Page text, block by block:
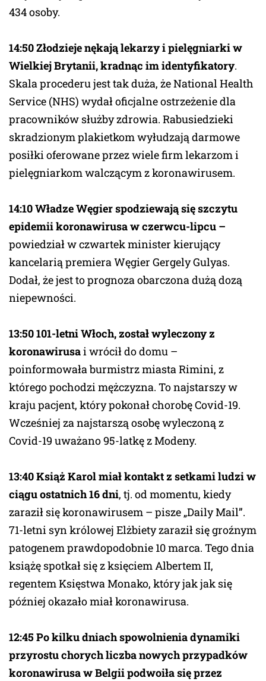
434 osoby.
14:50 Złodzieje nękają lekarzy i pielęgniarki w
Wielkiej Brytanii, kradnąc im identyfikatory.
Skala procederu jest tak duża, że National Health
Service (NHS) wydał oficjalne ostrzeżenie dla
pracowników służby zdrowia. Rabusiedzieki
skradzionym plakietkom wyłudzają darmowe
posiłki oferowane przez wiele firm lekarzom i
pielęgniarkom walczącym z koronawirusem.
14:10 Władze Węgier spodziewają się szczytu
epidemii koronawirusa w czerwcu-lipcu –
powiedział w czwartek minister kierujący
kancelarią premiera Węgier Gergely Gulyas.
Dodał, że jest to prognoza obarczona dużą dozą
niepewności.
13:50 101-letni Włoch, został wyleczony z
koronawirusai wrócił do domu –
poinformowała burmistrz miasta Rimini, z
którego pochodzi mężczyzna. To najstarszy w
kraju pacjent, który pokonał chorobę Covid-19.
Wcześniej za najstarszą osobę wyleczoną z
Covid-19 uważano 95-latkę z Modeny.
13:40Książ Karol miał kontakt z setkami ludzi w
ciągu ostatnich 16 dni, tj. od momentu, kiedy
zaraził się koronawirusem – pisze „Daily Mail”.
71-letni syn królowej Elżbiety zaraził się groźnym
patogenem prawdopodobnie 10 marca. Tego dnia
książę spotkał się z księciem Albertem II,
regentem Księstwa Monako, który jak jak się
później okazało miał koronawirusa.
12:45 Po kilku dniach spowolnienia dynamiki
przyrostu chorych liczba nowych przypadków
koronawirusa w Belgii podwoiła się przez